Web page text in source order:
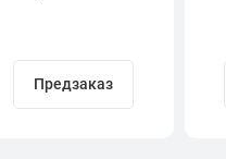
Предзаказ